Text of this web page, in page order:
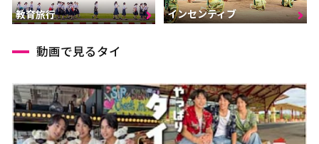
教育旅行 インセンティブ
動画で見るタイ